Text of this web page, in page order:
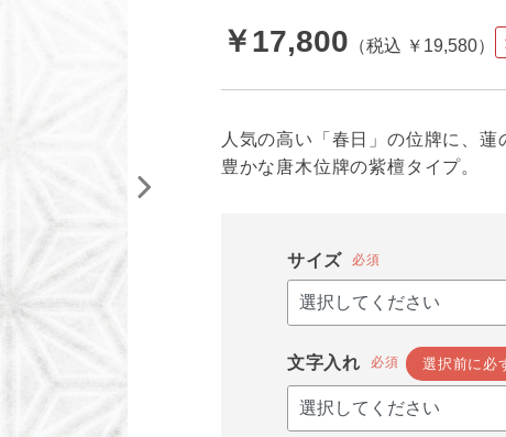
￥17,800 税込 ￥19,580
人気の高い「春日」の位牌に、
豊かな唐木位牌の紫檀タイプ。
サイズ 必須
文字入れ 必須 選択前に